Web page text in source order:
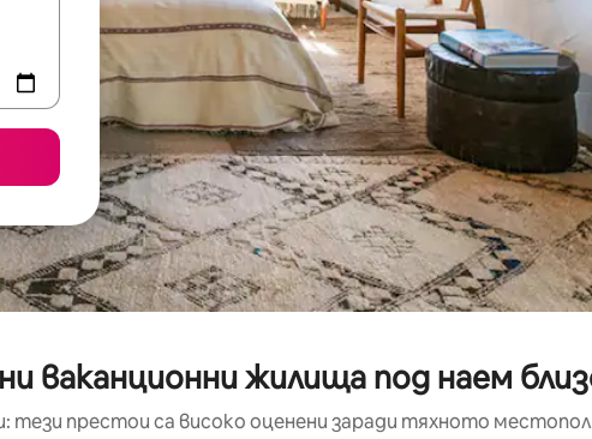
ваканционни жилища под наем
тези престои са високо оценени заради тяхното